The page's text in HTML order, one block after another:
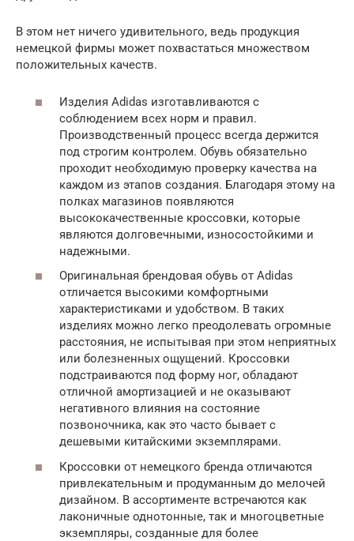
В этом нет ничего удивительного, ведь продукция
немецкой фирмы может похвастаться множеством
положительных качеств.
Изделия Adidas изготавливаются с
соблюдением всех норм и правил.
Производственный процесс всегда держится
под строгим контролем. Обувь обязательно
проходит необходимую проверку качества на
каждом из этапов создания. Благодаря этому на
полках магазинов появляются
высококачественные кроссовки, которые
являются долговечными, износостойкими и
надежными.
Оригинальная брендовая обувь от Adidas
отличается высокими комфортными
характеристиками и удобством. В таких
изделиях можно легко преодолевать огромные
расстояния, не испытывая при этом неприятных
или болезненных ощущений. Кроссовки
подстраиваются под форму ног, обладают
отличной амортизацией и не оказывают
негативного влияния на состояние
позвоночника, как это часто бывает с
дешевыми китайскими экземплярами.
Кроссовки от немецкого бренда отличаются
привлекательным и продуманным до мелочей
дизайном. В ассортименте встречаются как
лаконичные однотонные, так и многоцветные
экземпляры, созданные для более